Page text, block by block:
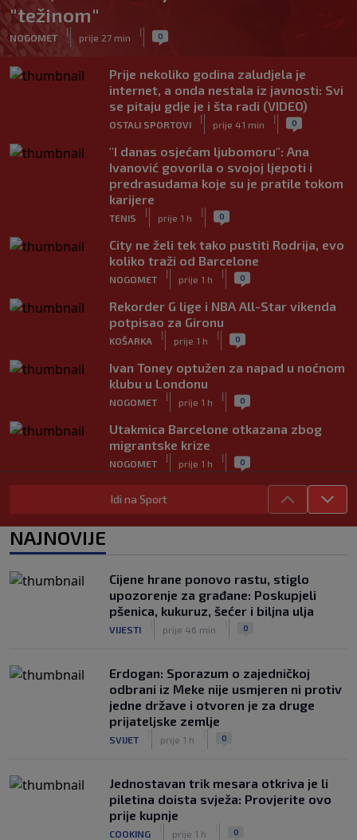
"težinom"
NOGOMET
|
prije 27 min
| 0
Prije nekoliko godina zaludjela je
internet, a onda nestala iz javnosti: Svi
se pitaju gdje je i šta radi (VIDEO)
OSTALI SPORTOVI
|
prije 41 min
| 0
"I danas osjećam ljubomoru": Ana
Ivanović govorila o svojoj ljepoti i
predrasudama koje su je pratile tokom
karijere
TENIS
|
prije 1 h
| 0
City ne želi tek tako pustiti Rodrija, evo
koliko traži od Barcelone
NOGOMET
|
prije 1 h
| 0
Rekorder G lige i NBA All-Star vikenda
potpisao za Gironu
KOŠARKA
|
prije 1 h
| 0
Ivan Toney optužen za napad u noćnom
klubu u Londonu
NOGOMET
|
prije 1 h
| 0
Utakmica Barcelone otkazana zbog
migrantske krize
NOGOMET
|
prije 1 h
| 0
FS Norveške poručio Infantinu: Odlazi,
odmah!
NOGOMET prije 2 h
u bikiniju (FOTO+VIDEO)
OSTALI SPORTOVI
|
prije 2 h
| 0
Idi na Sport
NAJNOVIJE
Cijene hrane ponovo rastu, stiglo
upozorenje za građane: Poskupjeli
pšenica, kukuruz, šećer i biljna ulja
VIJESTI prije 46 min 0
Erdogan: Sporazum o zajedničkoj
odbrani iz Meke nije usmjeren ni protiv
jedne države i otvoren je za druge
prijateljske zemlje
SVIJET prije 1 h 0
Jednostavan trik mesara otkriva je li
piletina doista svježa: Provjerite ovo
prije kupnje
COOKING prije 1 h 0